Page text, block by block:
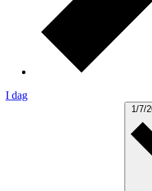
I dag
1/7/